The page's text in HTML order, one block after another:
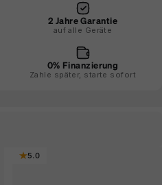
2 Jahre Garantie
auf alle Geräte
0% Finanzierung
Zahle später, starte sofort
5.0